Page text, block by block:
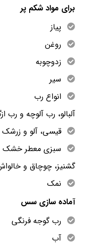
برای مواد شکم پر
پیاز 2
روغن به
زدوچوبه ۱ قاشق چایخوری
سیر 1
آلبالو، رب آلوچه و رب
قیسی، آلو و زرشک
گشنیز، چوچاق و
نمک 1 قاشق
آماده سازی سس
رب گوجه فرنگی 2 قاشق
آب 2